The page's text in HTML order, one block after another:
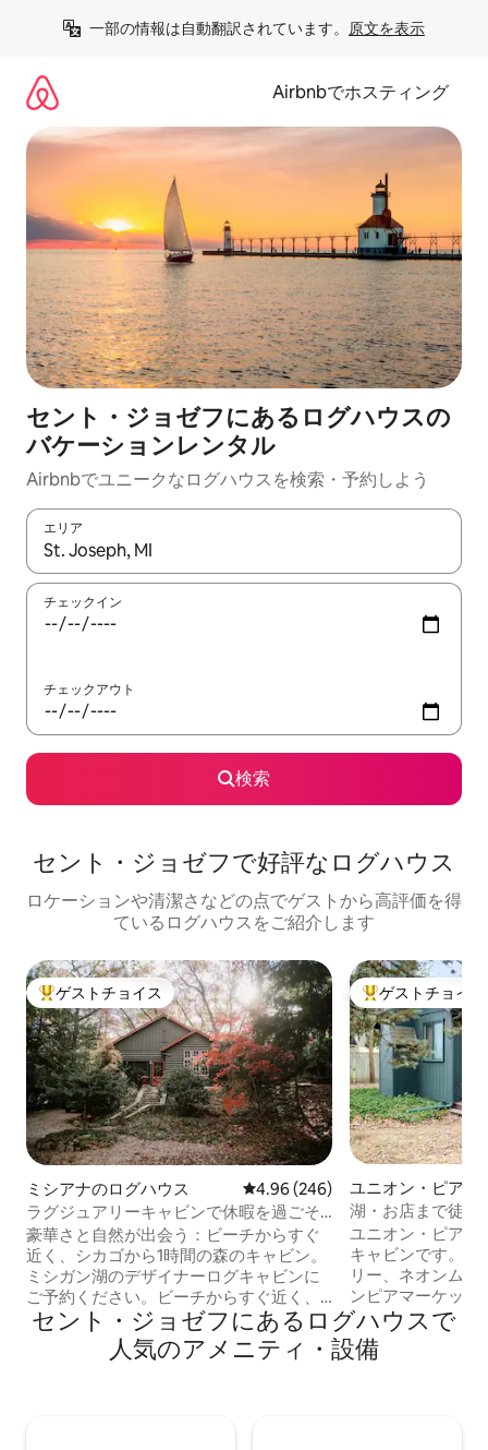
一部の情報は自動翻訳されています。 原文を表示
Airbnbでホスティング
セント・ジョゼフにあるログハウスの
バケーションレンタル
Airbnbでユニークなログハウスを検索・予約しよう
エリア
検索結果が表示されたら、上下の矢印キーを使って移動するか
チェックイン
チェックアウト
検索
セント・ジョゼフで好評なログハウス
ロケーションや清潔さなどの点でゲストから高評価を得
ているログハウスをご紹介します
大好評のゲストチョイスです。
ゲストチョイス
ミシアナのログハウス レビュー246件、5つ星中4.96つ
4.96 (246)
ラグジュアリーキャビンで休暇を過ごそ
う•ビーチまで2分•シカゴまで1時間
豪華さと自然が出会う：ビーチからすぐ
近く、シカゴから1時間の森のキャビン。
ミシガン湖のデザイナーログキャビンに
ご予約ください。ビーチからすぐ近く、
静かな森に囲まれた完璧な隠れ家です。
1932年に建てられた魅力的なキャビンに
は、4つの寝室があり、8人まで宿泊でき
大好評のゲスト
ゲストチョイス
ユニオン・ピアの
湖・お店まで徒歩
ジー|キングベッ
ユニオン・ピア中
キャビンです。
リー、ネオンム
ンピアマーケット
ャルなど、食事や
か数歩の素晴らし
タウンラインビー
セント・ジョゼフにあるログハウスで
人気のアメニティ・設備